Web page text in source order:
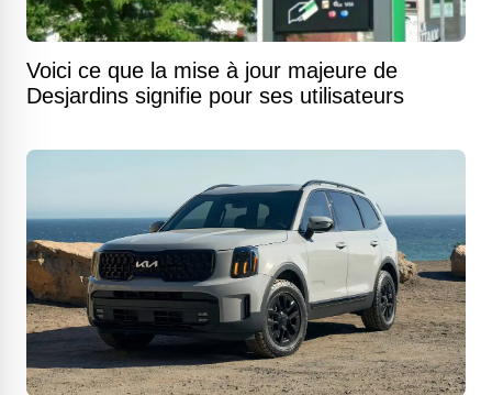
Voici ce que la mise à jour majeure de
Desjardins signifie pour ses utilisateurs